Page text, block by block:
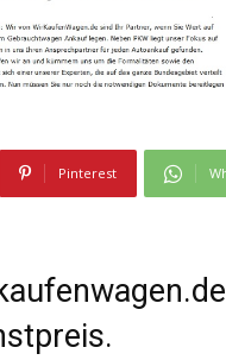
Pinterest